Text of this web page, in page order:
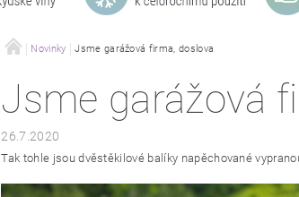
Novinky Jsme garážová firma, doslova
Jsme garážová
26.7.2020
Tak tohle jsou dvěstěkilové balíky napěchované